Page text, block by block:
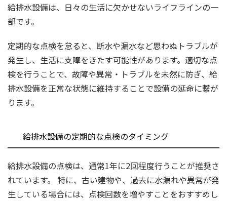
給排水設備は、日々の生活に欠かせないライフラインの一
部です。
定期的な点検を怠ると、断水や漏水など思わぬトラブルが
発生し、生活に支障をきたす可能性があります。適切な点
検を行うことで、故障や異常・トラブルを未然に防ぎ、給
排水設備を正常な状態に維持することで設備の延命に繋が
ります。
給排水設備の定期的な点検のタイミング
給排水設備の点検は、通常1年に2回程度行うことが推奨さ
れています。 特に、古い建物や、過去に水漏れや異常が発
生している場合には、点検回数を増やすことをおすすめし